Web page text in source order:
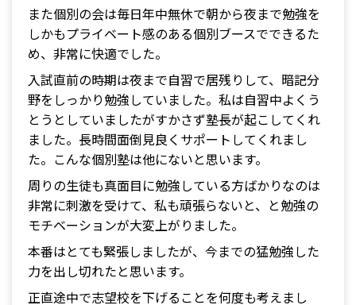
また個別の会は毎日年中無休で朝から夜まで勉強を
しかもプライベート感のある個別ブースでできるた
め、非常に快適でした。
入試直前の時期は夜まで自習で居残りして、暗記分
野をしっかり勉強していました。私は自習中よくう
とうとしていましたがすかさず塾長が起こしてくれ
ました。長時間面倒見良くサポートしてくれまし
た。こんな個別塾は他にないと思います。
周りの生徒も真面目に勉強している方ばかりなのは
非常に刺激を受けて、私も頑張らないと、と勉強の
モチベーションが大変上がりました。
本番はとても緊張しましたが、今までの猛勉強した
力を出し切れたと思います。
正直途中で志望校を下げることを何度も考えまし